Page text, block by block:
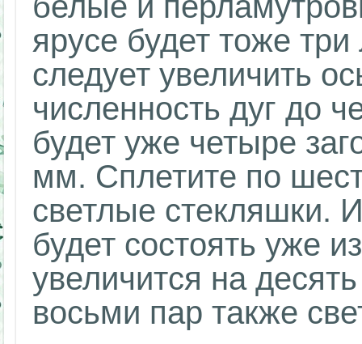
ярусе будет тоже
следует увеличить
численность дуг до
будет уже четыре
мм. Сплетите по
светлые стекляшки.
будет состоять уже
увеличится на
восьми пар также